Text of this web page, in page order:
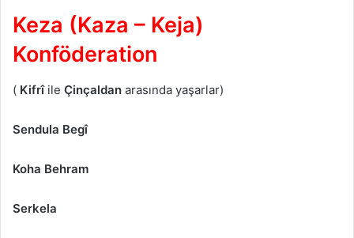
Keza (Kaza – Keja)
Konföderation
( Kifrî ile Çinçaldan arasında yaşarlar)
Sendula Begî
Koha Behram
Serkela